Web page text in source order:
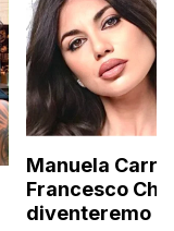
Manuela
Francesco
diventeremo